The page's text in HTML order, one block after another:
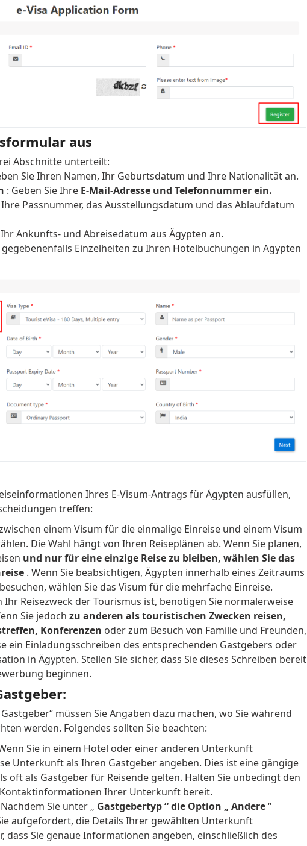
aus
Abschnitte unterteilt:
Sie Ihren Namen, Ihr Geburtsdatum und Ihre Nationalität an.
: Geben Sie Ihre E-Mail-Adresse und Telefonnummer ein.
Ihre Passnummer, das Ausstellungsdatum und das Ablaufdatum
Ihr Ankunfts- und Abreisedatum aus Ägypten an.
gegebenenfalls Einzelheiten zu Ihren Hotelbuchungen in Ägypten
Ihres E-Visum-Antrags für Ägypten ausfüllen,
treffen:
einem Visum für die einmalige Einreise und einem Visum
Die Wahl hängt von Ihren Reiseplänen ab. Wenn Sie planen,
und nur für eine einzige Reise zu bleiben, wählen Sie das
. Wenn Sie beabsichtigen, Ägypten innerhalb eines Zeitraums
wählen Sie das Visum für die mehrfache Einreise.
Ihr Reisezweck der Tourismus ist, benötigen Sie normalerweise
Sie jedoch zu anderen als touristischen Zwecken reisen,
Konferenzen oder zum Besuch von Familie und Freunden,
ein Einladungsschreiben des entsprechenden Gastgebers oder
in Ägypten. Stellen Sie sicher, dass Sie dieses Schreiben bereit
beginnen.
müssen Sie Angaben dazu machen, wo Sie während
werden. Folgendes sollten Sie beachten:
Sie in einem Hotel oder einer anderen Unterkunft
Unterkunft als Ihren Gastgeber angeben. Dies ist eine gängige
oft als Gastgeber für Reisende gelten. Halten Sie unbedingt den
Ihrer Unterkunft bereit.
Nachdem Sie unter „ Gastgebertyp “ die Option „ Andere“
aufgefordert, die Details Ihrer gewählten Unterkunft
dass Sie genaue Informationen angeben, einschließlich des